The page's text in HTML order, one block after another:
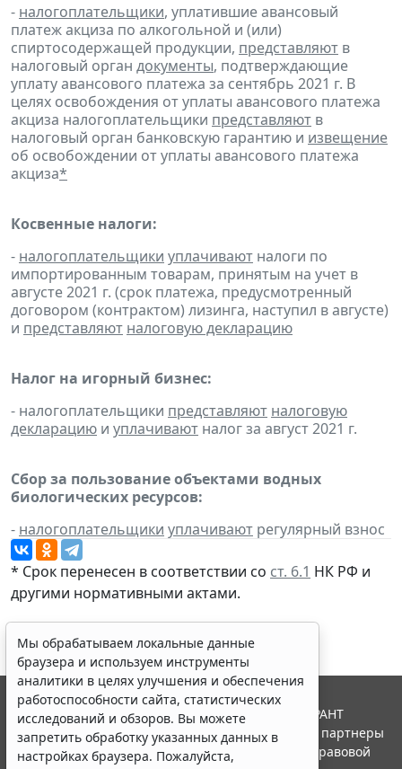
- налогоплательщики, уплатившие авансовый
платеж акциза по алкогольной и (или)
спиртосодержащей продукции, представляют в
налоговый орган документы, подтверждающие
уплату авансового платежа за сентябрь 2021 г. В
целях освобождения от уплаты авансового платежа
акциза налогоплательщики представляют в
налоговый орган банковскую гарантию и извещение
об освобождении от уплаты авансового платежа
акциза*
Косвенные налоги:
- налогоплательщики уплачивают налоги по
импортированным товарам, принятым на учет в
августе 2021 г. (срок платежа, предусмотренный
договором (контрактом) лизинга, наступил в августе)
и представляют налоговую декларацию
Налог на игорный бизнес:
- налогоплательщики представляют налоговую
декларацию и уплачивают налог за август 2021 г.
Сбор за пользование объектами водных
биологических ресурсов:
- налогоплательщики уплачивают регулярный взнос
* Срок перенесен в соответствии со ст. 6.1 НК РФ и
другими нормативными актами.
Мы обрабатываем локальные данные
браузера и используем инструменты
аналитики в целях улучшения и обеспечения
работоспособности сайта, статистических
исследований и обзоров. Вы можете
запретить обработку указанных данных в
настройках браузера. Пожалуйста,
© ООО "НПП "ГАРАНТ-СЕРВИС", 2026. Система ГАРАНТ
выпускается с 1990 года. Компания "Гарант" и ее партнеры
являются участниками Российской ассоциации правовой